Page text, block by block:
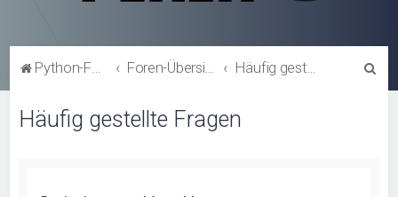
Python-Forum.de Foren-Übersicht
Häufig gestellte Fragen